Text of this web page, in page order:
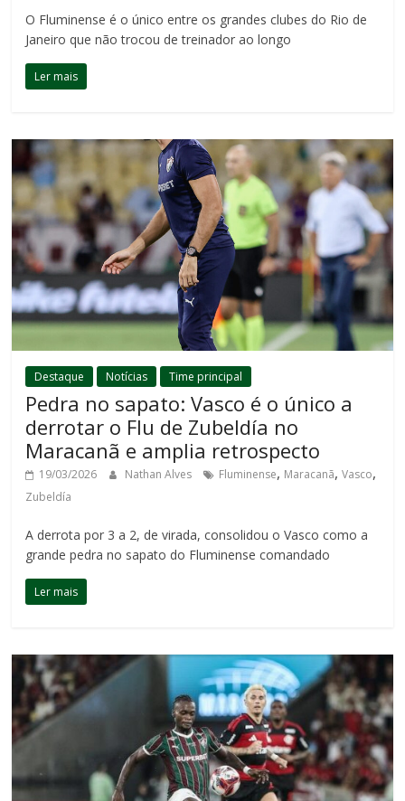
O Fluminense é o único entre os grandes clubes do Rio de
Janeiro que não trocou de treinador ao longo
Ler mais
Destaque Notícias Time principal
Pedra no sapato: Vasco é o único a
derrotar o Flu de Zubeldía no
Maracanã e amplia retrospecto
19/03/2026 Nathan Alves Fluminense, Maracanã,Vasco,
Zubeldía
A derrota por 3 a 2, de virada, consolidou o Vasco como a
grande pedra no sapato do Fluminense comandado
Ler mais